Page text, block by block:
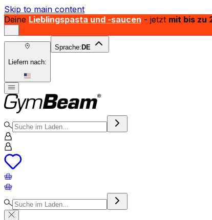
Skip to main content
Deine Lieblingspasta und -saucen - jetzt mit bis zu
Liefern nach:
Sprache: DE